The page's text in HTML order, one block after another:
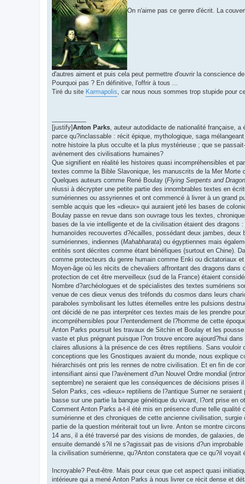
On n'aime pas ce genre d'écrit. La
d'autres aiment et puis cela peut permettre d'ouvrir la conscience
Pourquoi pas ? En définitive, l'offrir à tous ...
Tiré du site Karmapolis, car nous nous sommes trop stupide pour
[justify]Anton Parks, auteur autodidacte de nationalité française, a
parce qu?inclassable : récit épique, mythologique, saga
notre histoire la plus occulte et la plus mystérieuse ; que se
avènement des civilisations humaines?
Que signifient en réalité les histoires quasi incompréhensibles et
textes comme la Bible Slavonique, les manuscrits de la Mer Morte
Quelques auteurs comme René Boulay (Flying Serpents and
réussi à décrypter une petite partie des innombrables textes en
sumériennes ou assyriennes et ont commencé à livrer à un grand
semble acquis que les «dieux» qui auraient jeté les bases de
Boulay passe en revue dans son ouvrage tous les textes,
bases de la vie intelligente et de la civilisation étaient des
humanoïdes recouvertes d?écailles, possédant deux jambes,
sumériennes, indiennes (Mahabharata) ou égyptiennes mais
entités sont décrites comme étant bénéfiques (surtout en Chine).
comme protecteurs du genre humain comme Enki ou dictatoriaux
Moyen-âge où les récits de chevaliers affrontant des dragons
protection de cet être merveilleux (sud de la France) étaient
Nombre d?archéologues et de spécialistes des textes sumériens
venue de ces dieux venus des tréfonds du cosmos dans leurs
paraboles symbolisant les luttes éternelles entre les pulsions
ont décidé de ne pas interpréter ces textes mais de les prendre
incompréhensibles pour l?entendement de l?homme de cette
Anton Parks poursuit les travaux de Sitchin et Boulay et les
vaste et plus prégnant puisque l?on trouve encore aujourd?hui
claires allusions à la présence de ces êtres reptiliens. Sans
conceptions que les Gnostiques avaient du monde, nous explique
hiérarchisés ont pris les rennes de notre civilisation. Et en fin de
intensifiant ainsi que l?avènement d?un Nouvel Ordre mondial
septembre) ne seraient que les conséquences de décisions prises
Selon Parks, ces «dieux» reptiliens de l?antique Sumer ne
basse sur une partie la banque génétique du vivant, l?ont prise en
Comment Anton Parks a-t-il été mis en présence d'une telle
sumérienne et des chroniques de cette ancienne civilisation,
partie de la question mériterait tout un livre. Anton se montre
14 ans, il a été traversé par des visions de mondes, de galaxies,
ensuite demandé s?il ne s?agissait pas de visions d?un
la civilisation sumérienne, qu?Anton constatera que ce qu?il
Incroyable? Peut-être. Mais pour ceux que cet aspect quasi
intérieure qui a mené Anton Parks à nous livrer ce récit dense et